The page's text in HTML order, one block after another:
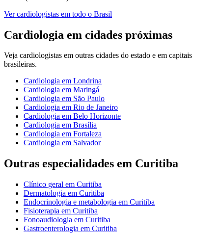
Vercardiologistas em todo o Brasil
Cardiologia em cidades próximas
Veja cardiologistas em outras cidades do estado e em capitais
brasileiras.
Cardiologia em Londrina
Cardiologia em Maringá
Cardiologia em São Paulo
Cardiologia em Rio de Janeiro
Cardiologia em Belo Horizonte
Cardiologia em Brasília
Cardiologia em Fortaleza
Cardiologia em Salvador
Outras especialidades em Curitiba
Clínico geral em Curitiba
Dermatologia em Curitiba
Endocrinologia e metabologia em Curitiba
Fisioterapia em Curitiba
Fonoaudiologia em Curitiba
Gastroenterologia em Curitiba